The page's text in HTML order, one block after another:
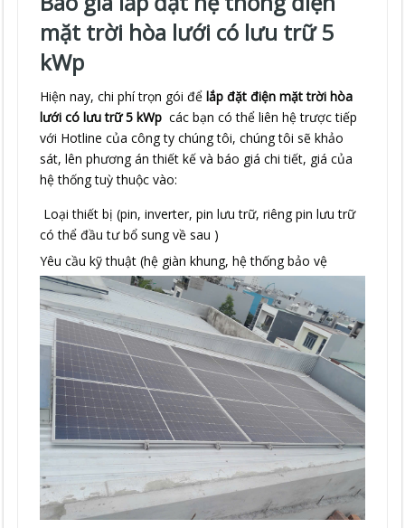
mặt trời hòa lưới có lưu trữ 5
kWp
Hiện nay, chi phí trọn gói để lắp đặt điện mặt trời hòa
lưới có lưu trữ 5 kWp các bạn có thể liên hệ trược tiếp
với Hotline của công ty chúng tôi, chúng tôi sẽ khảo
sát, lên phương án thiết kế và báo giá chi tiết, giá của
hệ thống tuỳ thuộc vào:
Loại thiết bị (pin, inverter, pin lưu trữ, riêng pin lưu trữ
có thể đầu tư bổ sung về sau )
Yêu cầu kỹ thuật (hệ giàn khung, hệ thống bảo vệ